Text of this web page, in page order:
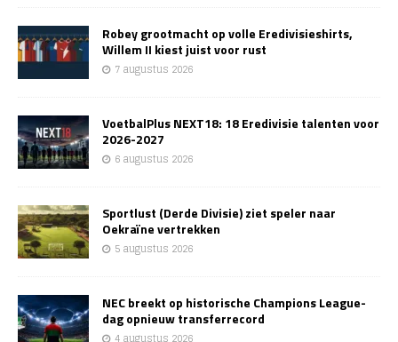
Robey grootmacht op volle Eredivisieshirts,
Willem II kiest juist voor rust
7 augustus 2026
VoetbalPlus NEXT18: 18 Eredivisie talenten voor
2026-2027
6 augustus 2026
Sportlust (Derde Divisie) ziet speler naar
Oekraïne vertrekken
5 augustus 2026
NEC breekt op historische Champions League-
dag opnieuw transferrecord